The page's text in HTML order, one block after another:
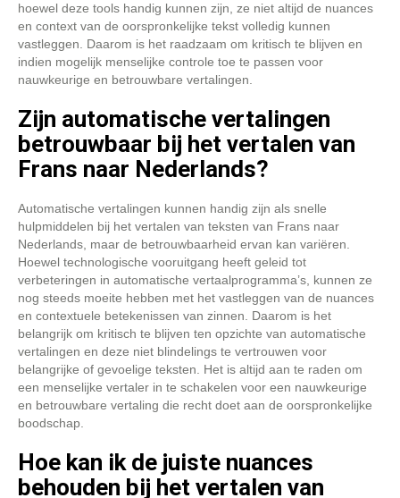
hoewel deze tools handig kunnen zijn, ze niet altijd de nuances
en context van de oorspronkelijke tekst volledig kunnen
vastleggen. Daarom is het raadzaam om kritisch te blijven en
indien mogelijk menselijke controle toe te passen voor
nauwkeurige en betrouwbare vertalingen.
Zijn automatische vertalingen
betrouwbaar bij het vertalen van
Frans naar Nederlands?
Automatische vertalingen kunnen handig zijn als snelle
hulpmiddelen bij het vertalen van teksten van Frans naar
Nederlands, maar de betrouwbaarheid ervan kan variëren.
Hoewel technologische vooruitgang heeft geleid tot
verbeteringen in automatische vertaalprogramma’s, kunnen ze
nog steeds moeite hebben met het vastleggen van de nuances
en contextuele betekenissen van zinnen. Daarom is het
belangrijk om kritisch te blijven ten opzichte van automatische
vertalingen en deze niet blindelings te vertrouwen voor
belangrijke of gevoelige teksten. Het is altijd aan te raden om
een menselijke vertaler in te schakelen voor een nauwkeurige
en betrouwbare vertaling die recht doet aan de oorspronkelijke
boodschap.
Hoe kan ik de juiste nuances
behouden bij het vertalen van